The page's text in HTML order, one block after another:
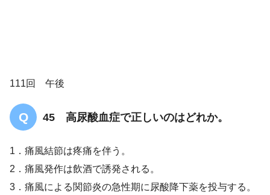
111回 午後
45 高尿酸血症で正しいのはどれか。
1．痛風結節は疼痛を伴う。
2．痛風発作は飲酒で誘発される。
3．痛風による関節炎の急性期に尿酸降下薬を投与する。